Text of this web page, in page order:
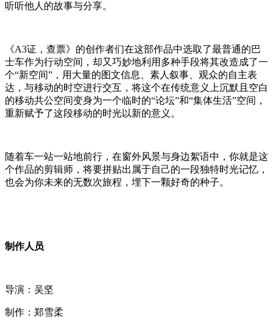
听听他人的故事与分享。
《A3证，查票》的创作者们在这部作品中选取了最普通的巴
士车作为行动空间，却又巧妙地利用多种手段将其改造成了一
个“新空间”，用大量的图文信息、素人叙事、观众的自主表
达，与移动的时空进行交互，将这个在传统意义上沉默且空白
的移动共公空间变身为一个临时的“论坛”和“集体生活”空间，
重新赋予了这段移动的时光以新的意义。
随着车一站一站地前行，在窗外风景与身边絮语中，你就是这
个作品的剪辑师，将要拼贴出属于自己的一段独特时光记忆，
也会为你未来的无数次旅程，埋下一颗好奇的种子。
制作人员
导演：吴坚
制作：郑雪柔